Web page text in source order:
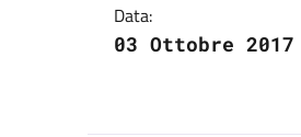
Data:
03 Ottobre 2017